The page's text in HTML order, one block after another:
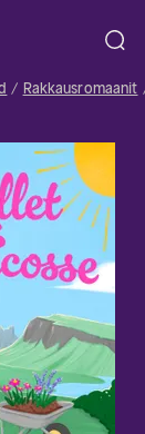
Rakkausromaanit